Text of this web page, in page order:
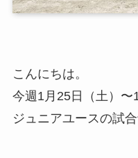
こんにちは。
今週1月25日（土）〜
ジュニアユースの試